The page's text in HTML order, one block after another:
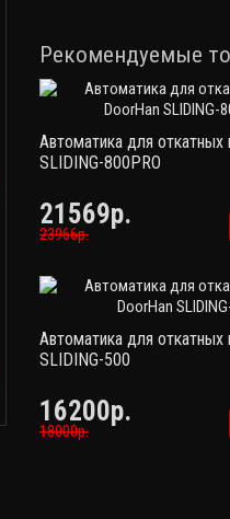
Рекомендуемые
Автоматика для откатных
SLIDING-800PRO
21569р.
23966р.
Автоматика для откатных
SLIDING-500
16200р.
18000р.